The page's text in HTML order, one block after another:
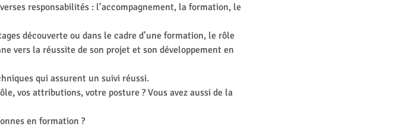
responsabilités : l’accompagnement, la formation, le
découverte ou dans le cadre d’une formation, le rôle
vers la réussite de son projet et son développement en
qui assurent un suivi réussi.
vos attributions, votre posture ? Vous avez aussi de la
en formation ?